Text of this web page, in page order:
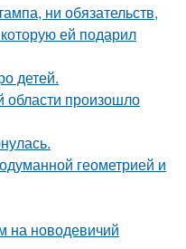
ни обязательств,
ей подарил
детей.
области произошло
геометрией и
на новодевичий